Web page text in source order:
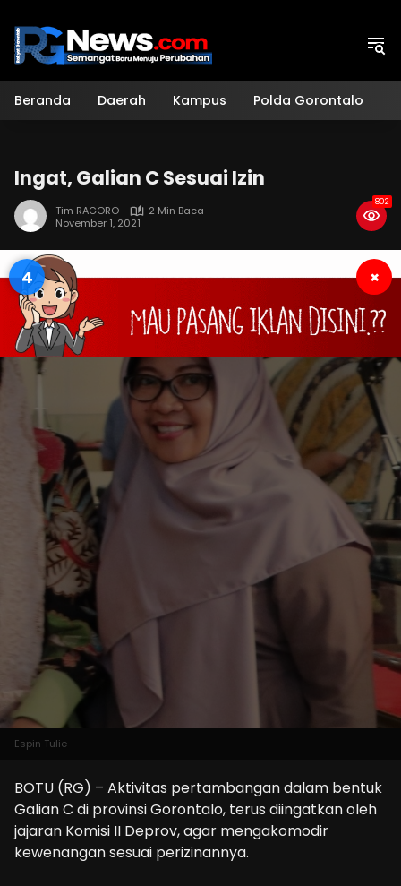
konten
Beranda Daerah Kampus Polda Gorontalo
Ingat, Galian C Sesuai Izin
Tim RAGORO
2 Min Baca
November 1, 2021
802
3 ×
Espin Tulie
BOTU (RG) – Aktivitas pertambangan dalam bentuk
Galian C di provinsi Gorontalo, terus diingatkan oleh
jajaran Komisi II Deprov, agar mengakomodir
kewenangan sesuai perizinannya.